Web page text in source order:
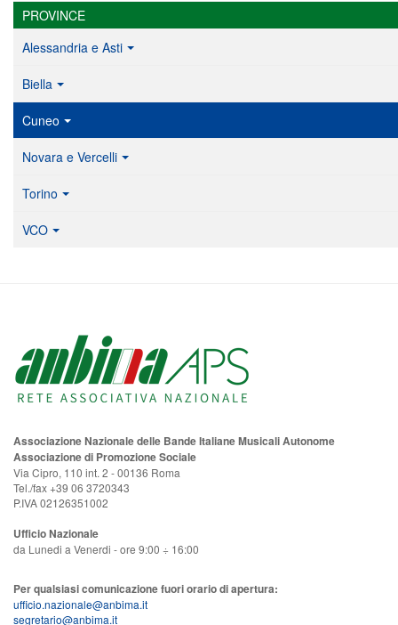
PROVINCE
Alessandria e Asti
Biella
Cuneo
Novara e Vercelli
Torino
VCO
Associazione Nazionale delle Bande Italiane Musicali Autonome
Associazione di Promozione Sociale
Via Cipro, 110 int. 2 - 00136 Roma
Tel./fax +39 06 3720343
P.IVA 02126351002
Ufficio Nazionale
da Lunedi a Venerdi - ore 9:00 ÷ 16:00
Per qualsiasi comunicazione fuori orario di apertura:
ufficio.nazionale@anbima.it
segretario@anbima.it